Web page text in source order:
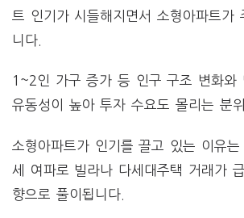
트 인기가 시들해지면서 소형아파트가
니다.
1~2인 가구 증가 등 인구 구조 변화와
유동성이 높아 투자 수요도 몰리는 분
소형아파트가 인기를 끌고 있는 이유는
세 여파로 빌라나 다세대주택 거래가
향으로 풀이됩니다.